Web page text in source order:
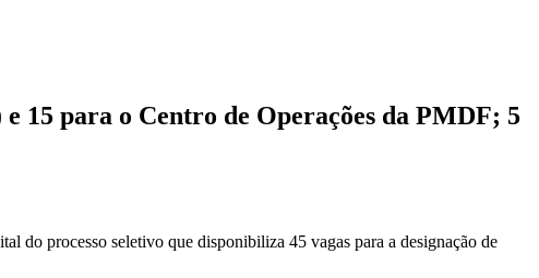
15 para o Centro de Operações da PMDF; 5
do processo seletivo que disponibiliza 45 vagas para a designação de